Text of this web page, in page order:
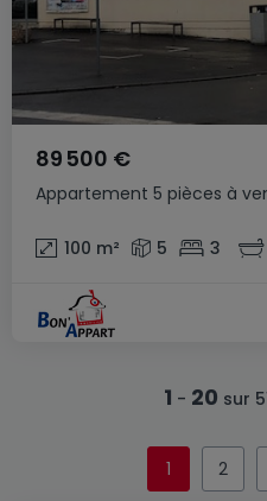
Appartement 5 pièces à
89 500 €
100 m² 5 3
1 - 20 sur
1 2